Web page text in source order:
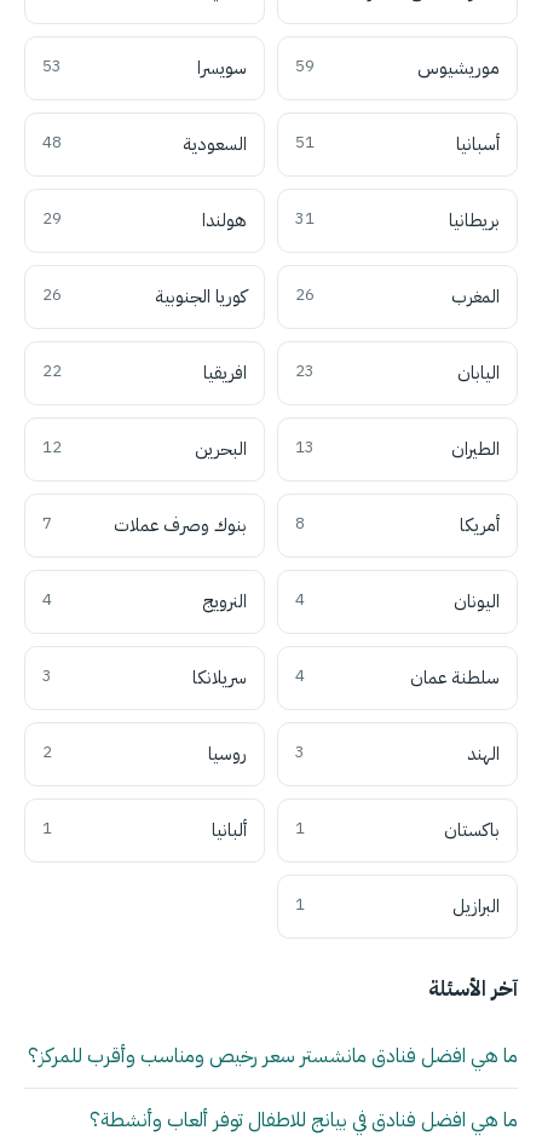
موريشيوس 59 سويسرا 53
أسبانيا 51 السعودية 48
بريطانيا 31 هولندا 29
المغرب 26 كوريا الجنوبية 26
اليابان 23 افريقيا 22
الطيران 13 البحرين 12
أمريكا 8 بنوك وصرف عملات 7
اليونان 4 النرويج 4
سلطنة عمان 4 سريلانكا 3
الهند 3 روسيا 2
باكستان 1 ألبانيا 1
البرازيل 1
آخر الأسئلة
ما هي افضل فنادق مانشستر سعر رخيص ومناسب وأقرب للمركز؟
ما هي افضل فنادق في بيانج للاطفال توفر ألعاب وأنشطة؟